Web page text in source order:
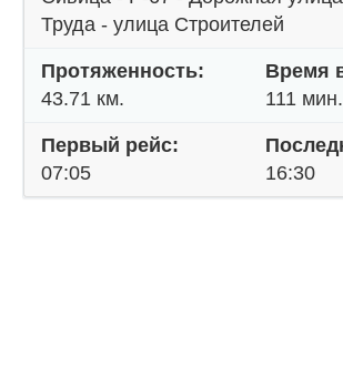
Труда - улица Строителей
Протяженность:
43.71 км.
Время
111 мин.
Первый рейс:
07:05
16:30